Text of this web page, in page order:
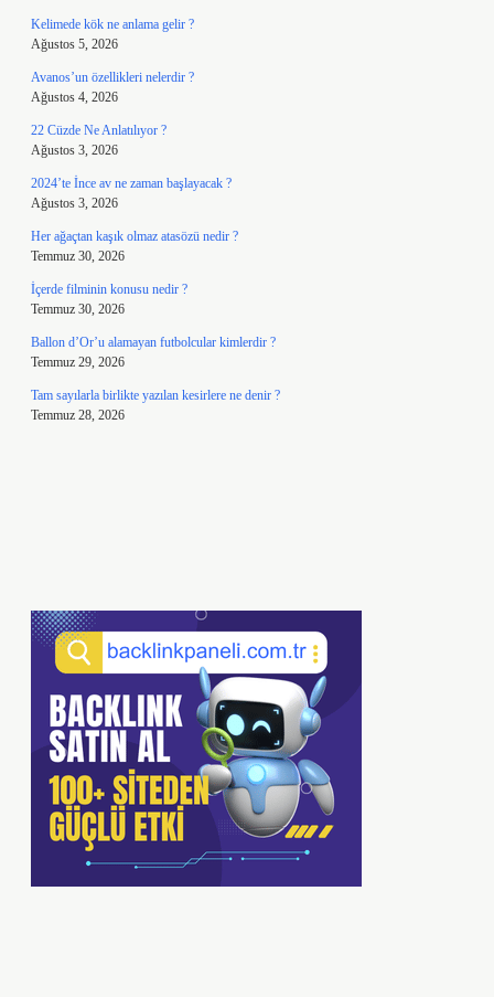
Kelimede kök ne anlama gelir ?
Ağustos 5, 2026
Avanos’un özellikleri nelerdir ?
Ağustos 4, 2026
22 Cüzde Ne Anlatılıyor ?
Ağustos 3, 2026
2024’te İnce av ne zaman başlayacak ?
Ağustos 3, 2026
Her ağaçtan kaşık olmaz atasözü nedir ?
Temmuz 30, 2026
İçerde filminin konusu nedir ?
Temmuz 30, 2026
Ballon d’Or’u alamayan futbolcular kimlerdir ?
Temmuz 29, 2026
Tam sayılarla birlikte yazılan kesirlere ne denir ?
Temmuz 28, 2026